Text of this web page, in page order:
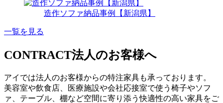
造作ソファ納品事例【新潟県】
一覧を見る
CONTRACT法人のお客様へ
アイでは法人のお客様からの特注家具も承っております。
美容室や飲食店、医療施設や会社応接室で使う椅子やソフ
ァ、テーブル、棚など空間に寄り添う快適性の高い家具をご